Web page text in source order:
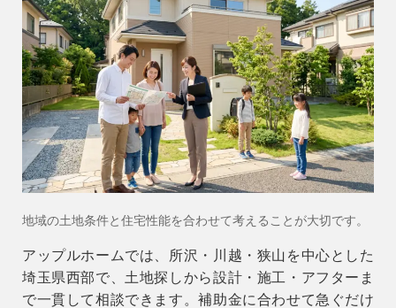
地域の土地条件と住宅性能を合わせて考えることが大切です。
アップルホームでは、所沢・川越・狭山を中心とした
埼玉県西部で、土地探しから設計・施工・アフターま
で一貫して相談できます。補助金に合わせて急ぐだけ